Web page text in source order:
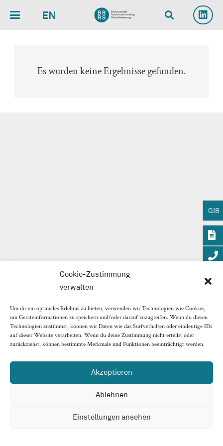
Cookie-Zustimmung
verwalten
Um dir ein optimales Erlebnis zu bieten, verwenden wir Technologien wie Cookies,
um Geräteinformationen zu speichern und/oder darauf zuzugreifen. Wenn du diesen
Technologien zustimmst, können wir Daten wie das Surfverhalten oder eindeutige IDs
auf dieser Website verarbeiten. Wenn du deine Zustimmung nicht erteilst oder
zurückziehst, können bestimmte Merkmale und Funktionen beeinträchtigt werden.
Akzeptieren
Ablehnen
Einstellungen ansehen
EN
Es wurden keine Ergebnisse gefunden.
GIS